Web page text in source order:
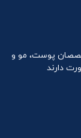
پوست، مو و
دارند